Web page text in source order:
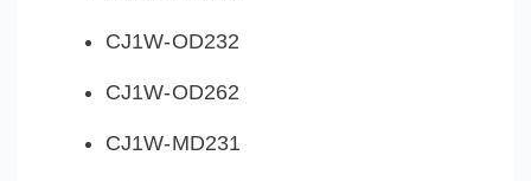
CJ1W-OD232
CJ1W-OD262
CJ1W-MD231